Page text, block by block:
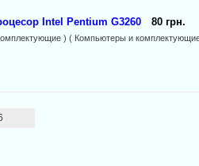
Intel Pentium G3260 80 грн.
) ( Компьютеры и